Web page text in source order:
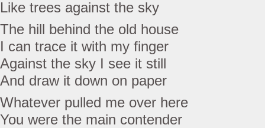
Like trees against the sky
The hill behind the old house
I can trace it with my finger
Against the sky I see it still
And draw it down on paper
Whatever pulled me over here
You were the main contender